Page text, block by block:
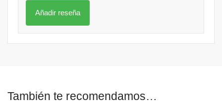
También te recomendamos…